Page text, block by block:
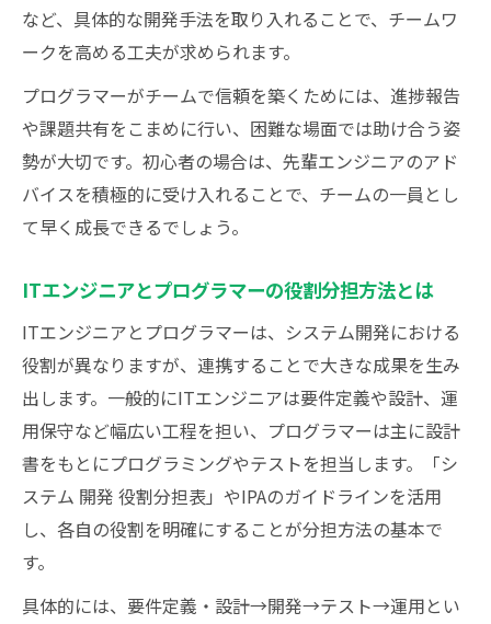
開発現場で役立つ分担のコツと注意点
プロジェクトを成功に導く強みの活かし方
ITエンジニアに求められる分担力の磨き方
AI時代でも価値を生むチーム開発のコツ
ITエンジニアがAI時代に価値を高める工夫
プログラマーとAIが共存するチーム開発術
AI時代の開発チームに求められる役割分担
システム開発で必要な人間ならではの強み
方
など、具体的な開発手法を取り入れることで、チームワ
ークを高める工夫が求められます。
プログラマーがチームで信頼を築くためには、進捗報告
や課題共有をこまめに行い、困難な場面では助け合う姿
勢が大切です。初心者の場合は、先輩エンジニアのアド
バイスを積極的に受け入れることで、チームの一員とし
て早く成長できるでしょう。
ITエンジニアとプログラマーの役割分担方法とは
ITエンジニアとプログラマーは、システム開発における
役割が異なりますが、連携することで大きな成果を生み
出します。一般的にITエンジニアは要件定義や設計、運
用保守など幅広い工程を担い、プログラマーは主に設計
書をもとにプログラミングやテストを担当します。「シ
ステム 開発 役割分担表」やIPAのガイドラインを活用
し、各自の役割を明確にすることが分担方法の基本で
す。
具体的には、要件定義・設計→開発→テスト→運用とい